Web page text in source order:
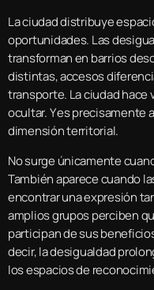
La ciudad distribuye
oportunidades. Las
transforman en barrios
distintas, accesos
transporte. La ciudad hace
ocultar. Y es precisamente
dimensión territorial.
No surge únicamente
También aparece cuando
encontrar una expresión
amplios grupos perciben
participan de sus
decir, la desigualdad
los espacios de